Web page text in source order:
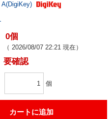
A(DigiKey)
0個
（ 2026/08/07 22:21 現在）
要確認
個